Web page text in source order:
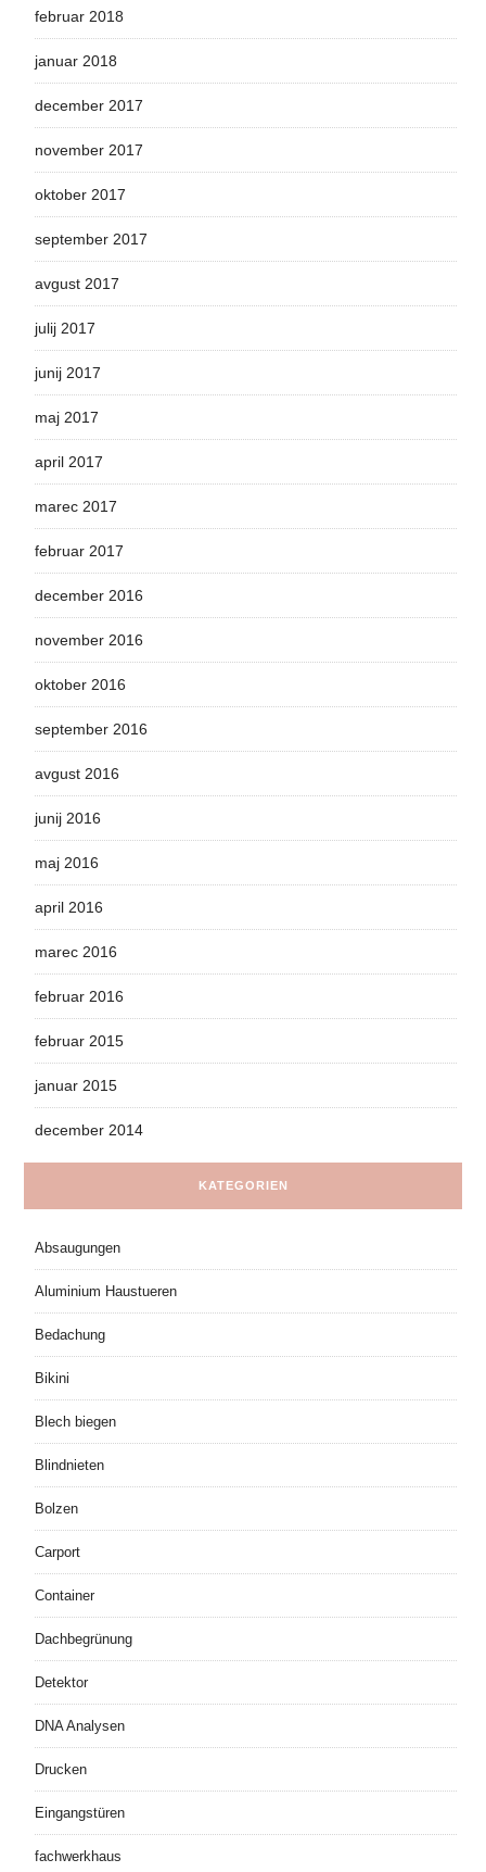
februar 2018
januar 2018
december 2017
november 2017
oktober 2017
september 2017
avgust 2017
julij 2017
junij 2017
maj 2017
april 2017
marec 2017
februar 2017
december 2016
november 2016
oktober 2016
september 2016
avgust 2016
junij 2016
maj 2016
april 2016
marec 2016
februar 2016
februar 2015
januar 2015
december 2014
KATEGORIEN
Absaugungen
Aluminium Haustueren
Bedachung
Bikini
Blech biegen
Blindnieten
Bolzen
Carport
Container
Dachbegrünung
Detektor
DNA Analysen
Drucken
Eingangstüren
fachwerkhaus